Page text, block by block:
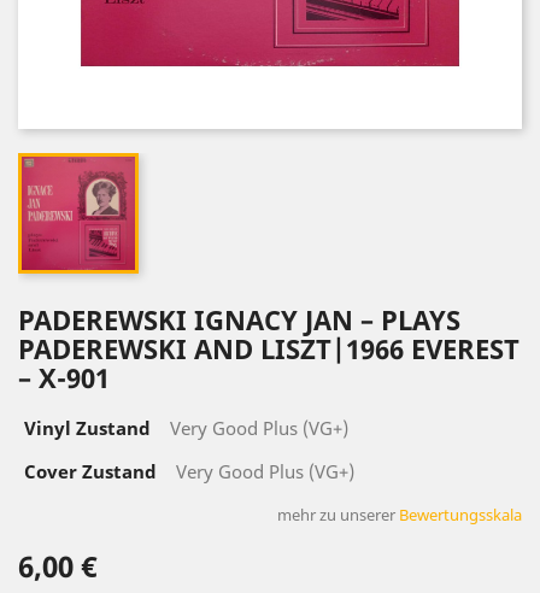
PADEREWSKI IGNACY JAN ‎– PLAYS
PADEREWSKI AND LISZT|1966 EVEREST
‎– X-901
Vinyl Zustand
Very Good Plus (VG+)
Cover Zustand
Very Good Plus (VG+)
mehr zu unserer Bewertungsskala
6,00 €